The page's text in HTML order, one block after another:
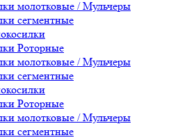
молотковые / Мульчеры
сегментные
Роторные
молотковые / Мульчеры
сегментные
Роторные
молотковые / Мульчеры
сегментные